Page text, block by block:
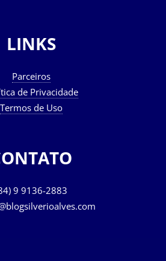
LINKS
Parceiros
de Privacidade
Termos de Uso
9 9136-2883